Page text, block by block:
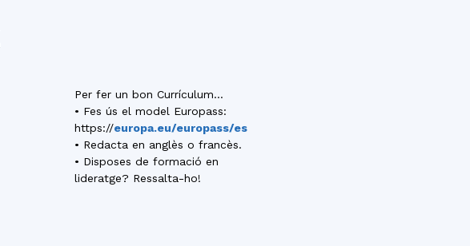
Per fer un bon Currículum…
• Fes ús el model Europass:
https://europa.eu/europass/es
• Redacta en anglès o francès.
• Disposes de formació en
lideratge? Ressalta-ho!